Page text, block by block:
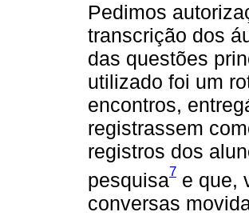
Pedimos
transcrição dos
das questões
utilizado foi um
encontros,
registrassem
registros dos
pesquisa7 e que,
conversas